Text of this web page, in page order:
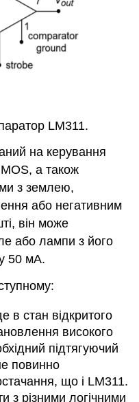
LM311.
на керування
а також
з землею,
або негативним
він може
або лампи з його
50 мА.
в стан відкритого
високого
підтягуючий
повинно
що і LM311.
з різними логічними